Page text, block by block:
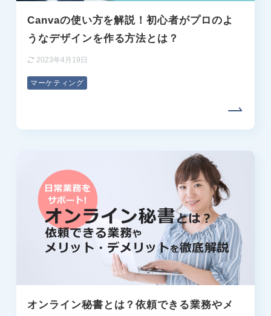
Canvaの使い方を解説！初心者がプロのよ
うなデザインを作る方法とは？
2023年4月19日
マーケティング
オンライン秘書とは？依頼できる業務やメ